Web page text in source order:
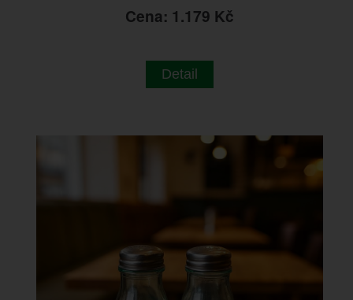
Cena: 1.179 Kč
Detail